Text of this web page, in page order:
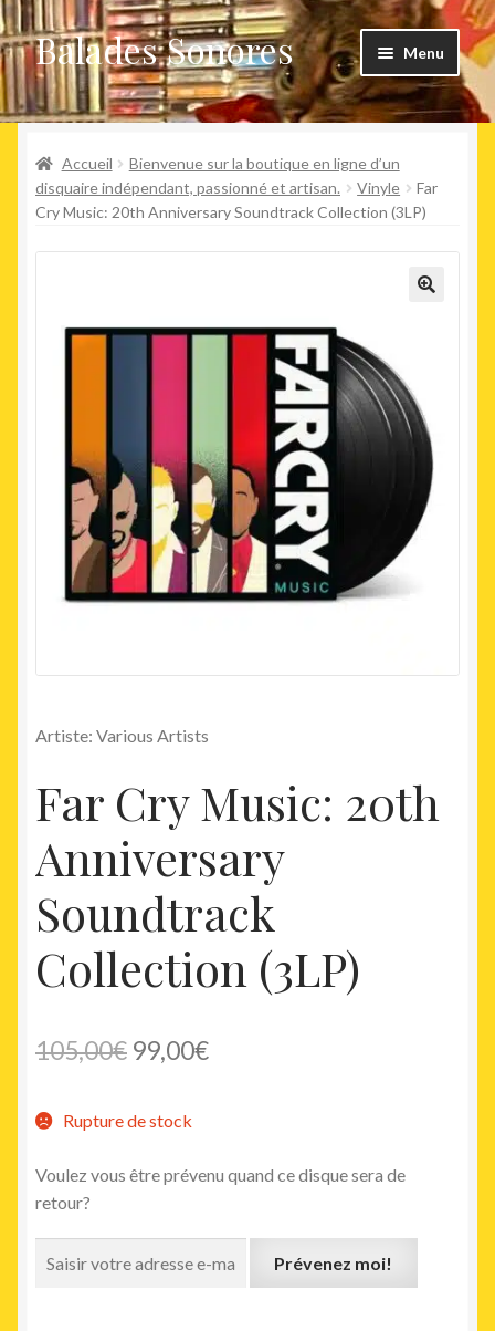
Aller
à
la
navigation
Aller
au
contenu
Balades Sonores Menu
Boutique
Nouveaux arrivages
le
menu
Précommandes
Accueil
Bienvenue sur la boutique en ligne d’un
disquaire indépendant, passionné et artisan.
Vinyle
Far
Cry Music: 20th Anniversary Soundtrack Collection (3LP)
Artiste: Various Artists
Far Cry Music: 20th
Anniversary
Soundtrack
Collection (3LP)
105,00€ Le
initial
était :
99,00€Le
est :
Rupture de stock
Voulez vous être prévenu quand ce disque sera de
retour?
Prévenez moi!